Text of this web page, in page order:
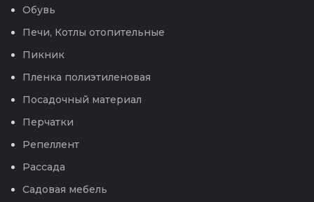
Обувь
Печи, Котлы отопительные
Пикник
Пленка полиэтиленовая
Посадочный материал
Перчатки
Репеллент
Рассада
Садовая мебель